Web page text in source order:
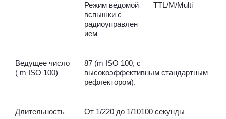
Режим ведомой
вспышки с
радиоуправлен
ием
TTL/M/Multi
Ведущее число
( m ISO 100)
87 (m ISO 100, с
высокоэффективным стандартным
рефлектором).
Длительность
От 1/220 до 1/10100 секунды